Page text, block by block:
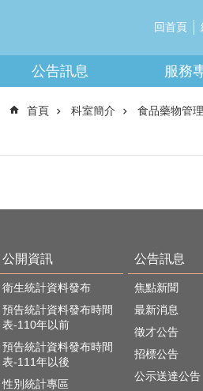
回首頁
公告訊息 服務
首頁 科室簡介 食品藥物管
公開資訊
衛生統計資料發布
預告統計資料發布時間
表-110年以前
預告統計資料發布時間
表-111年以後
性別統計專區
公告訊息
焦點新聞
最新消息
徵才公告
招標公告
公示送達公告